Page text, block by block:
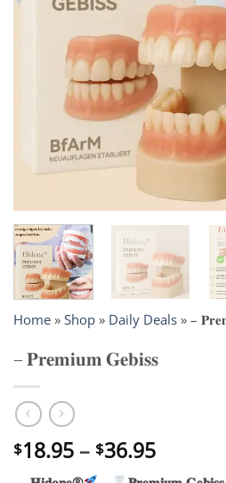
Home » Shop » Daily Deals » –
– 𝐏𝐫𝐞𝐦𝐢𝐮𝐦 𝐆𝐞𝐛𝐢𝐬𝐬
$18.95 – $36.95Price